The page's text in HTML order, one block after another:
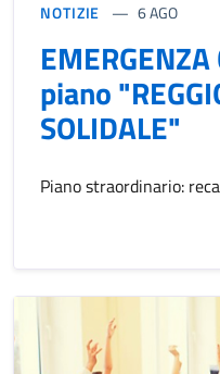
NOTIZIE 6 AGO
piano
SOLIDALE"
Piano straordinario: